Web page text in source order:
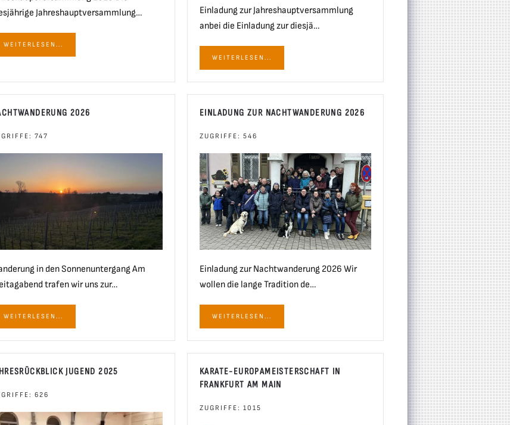
Jahreshauptversammlung…
WEITERLESEN...
Einladung zur Jahreshauptversammlung
anbei die Einladung zur diesjä…
WEITERLESEN...
2026
747
in den Sonnenuntergang Am
trafen wir uns zur…
WEITERLESEN...
EINLADUNG ZUR NACHTWANDERUNG 2026
ZUGRIFFE: 546
Einladung zur Nachtwanderung 2026 Wir
wollen die lange Tradition de…
WEITERLESEN...
JUGEND 2025
626
KARATE-EUROPAMEISTERSCHAFT IN
FRANKFURT AM MAIN
ZUGRIFFE: 1015